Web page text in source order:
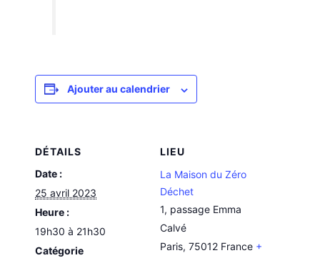
Ajouter au calendrier
DÉTAILS
Date :
25 avril 2023
Heure :
19h30 à 21h30
Catégorie
LIEU
La Maison du Zéro
Déchet
1, passage Emma
Calvé
Paris, 75012 France +